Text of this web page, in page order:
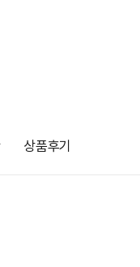
상품후기